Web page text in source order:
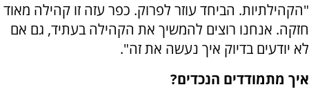
"הקהילתיות. הביחד עוזר לפרוק. כפר עזה זו קהילה מאוד
חזקה. אנחנו רוצים להמשיך את הקהילה בעתיד, גם אם
לא יודעים בדיוק איך נעשה את זה".
איך מתמודדים הנכדים?